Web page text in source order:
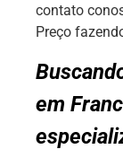
contato
Preço
em